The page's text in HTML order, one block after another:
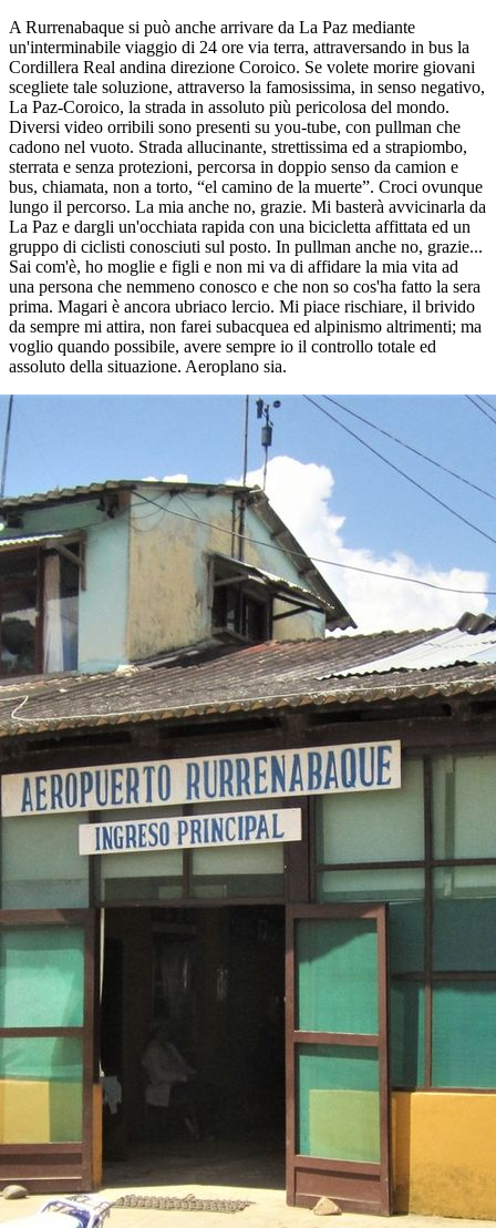
A Rurrenabaque si può anche arrivare da La Paz mediante
un'interminabile viaggio di 24 ore via terra, attraversando in bus la
Cordillera Real andina direzione Coroico. Se volete morire giovani
scegliete tale soluzione, attraverso la famosissima, in senso negativo,
La Paz-Coroico, la strada in assoluto più pericolosa del mondo.
Diversi video orribili sono presenti su you-tube, con pullman che
cadono nel vuoto. Strada allucinante, strettissima ed a strapiombo,
sterrata e senza protezioni, percorsa in doppio senso da camion e
bus, chiamata, non a torto, “el camino de la muerte”. Croci ovunque
lungo il percorso. La mia anche no, grazie. Mi basterà avvicinarla da
La Paz e dargli un'occhiata rapida con una bicicletta affittata ed un
gruppo di ciclisti conosciuti sul posto. In pullman anche no, grazie...
Sai com'è, ho moglie e figli e non mi va di affidare la mia vita ad
una persona che nemmeno conosco e che non so cos'ha fatto la sera
prima. Magari è ancora ubriaco lercio. Mi piace rischiare, il brivido
da sempre mi attira, non farei subacquea ed alpinismo altrimenti; ma
voglio quando possibile, avere sempre io il controllo totale ed
assoluto della situazione. Aeroplano sia.